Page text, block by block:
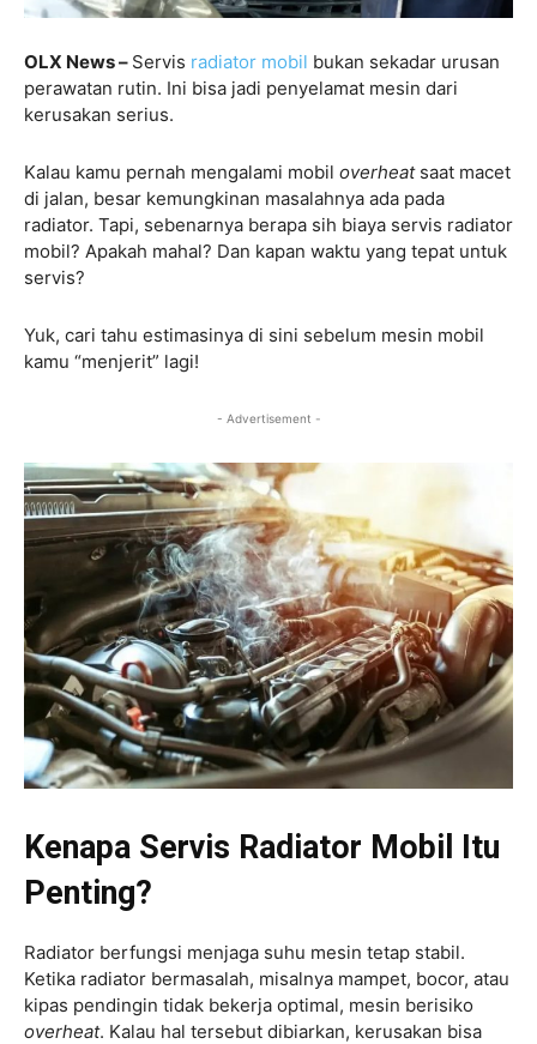
OLX News – Servis radiator mobil bukan sekadar urusan
perawatan rutin. Ini bisa jadi penyelamat mesin dari
kerusakan serius.
Kalau kamu pernah mengalami mobil overheat saat macet
di jalan, besar kemungkinan masalahnya ada pada
radiator. Tapi, sebenarnya berapa sih biaya servis radiator
mobil? Apakah mahal? Dan kapan waktu yang tepat untuk
servis?
Yuk, cari tahu estimasinya di sini sebelum mesin mobil
kamu “menjerit” lagi!
- Advertisement -
Kenapa Servis Radiator Mobil Itu
Penting?
Radiator berfungsi menjaga suhu mesin tetap stabil.
Ketika radiator bermasalah, misalnya mampet, bocor, atau
kipas pendingin tidak bekerja optimal, mesin berisiko
overheat. Kalau hal tersebut dibiarkan, kerusakan bisa